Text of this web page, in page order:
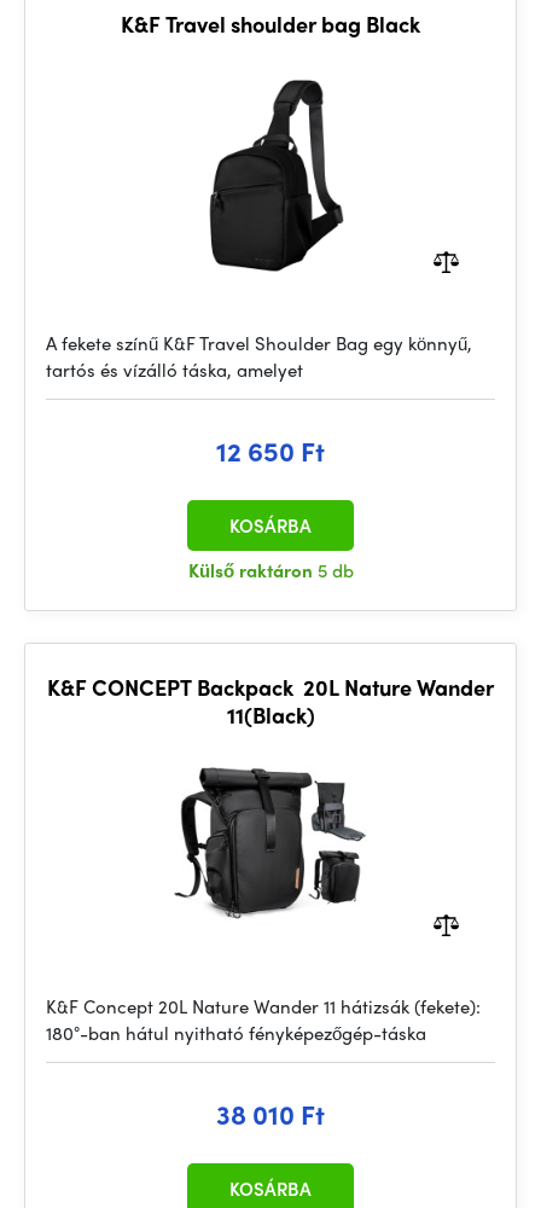
K&F Travel shoulder bag Black
A fekete színű K&F Travel Shoulder Bag egy könnyű,
tartós és vízálló táska, amelyet
12 650 Ft
Külső raktáron 5 db
KOSÁRBA
K&F CONCEPT Backpack 20L Nature Wander
11(Black)
K&F Concept 20L Nature Wander 11 hátizsák (fekete):
180°-ban hátul nyitható fényképezőgép-táska
38 010 Ft
KOSÁRBA